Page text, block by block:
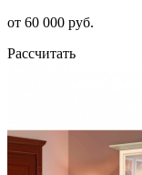
от 60 000 руб.
Рассчитать